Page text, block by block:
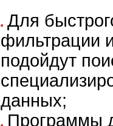
Для
фильтрации
подойдут
данных;
Программы